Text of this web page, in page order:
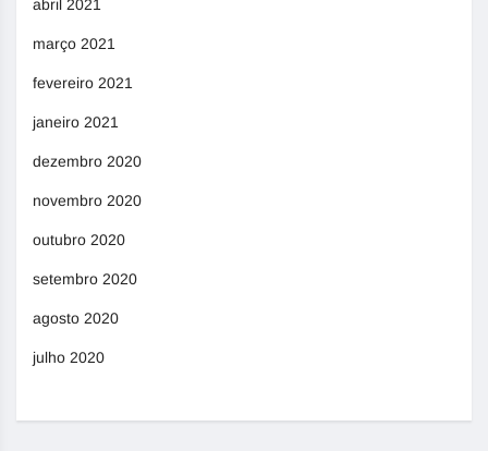
abril 2021
março 2021
fevereiro 2021
janeiro 2021
dezembro 2020
novembro 2020
outubro 2020
setembro 2020
agosto 2020
julho 2020